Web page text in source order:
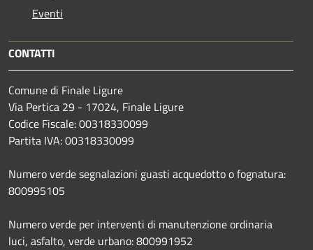
Eventi
CONTATTI
Comune di Finale Ligure
Via Pertica 29 - 17024, Finale Ligure
Codice Fiscale: 00318330099
Partita IVA: 00318330099
Numero verde segnalazioni guasti acquedotto o fognatura:
800995105
Numero verde per interventi di manutenzione ordinaria
luci, asfalto, verde urbano: 800991952